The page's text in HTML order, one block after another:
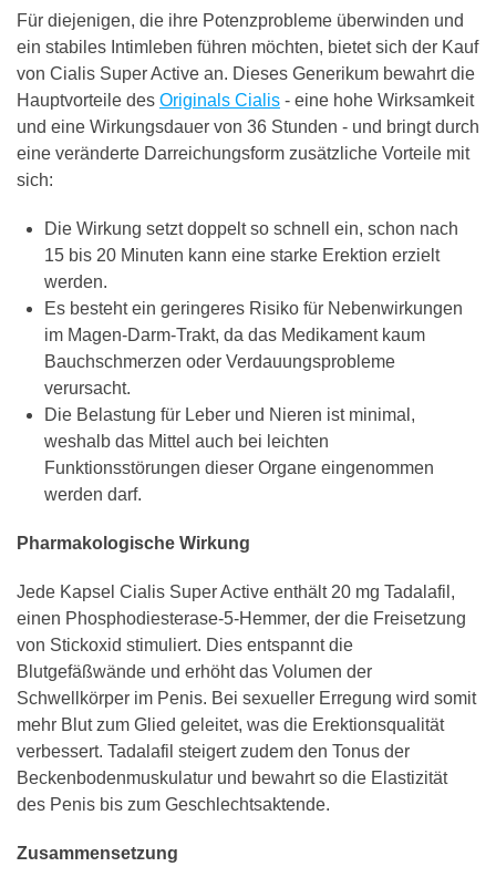
Für diejenigen, die ihre Potenzprobleme überwinden und
ein stabiles Intimleben führen möchten, bietet sich der Kauf
von Cialis Super Active an. Dieses Generikum bewahrt die
Hauptvorteile des Originals Cialis - eine hohe Wirksamkeit
und eine Wirkungsdauer von 36 Stunden - und bringt durch
eine veränderte Darreichungsform zusätzliche Vorteile mit
sich:
Die Wirkung setzt doppelt so schnell ein, schon nach
15 bis 20 Minuten kann eine starke Erektion erzielt
werden.
Es besteht ein geringeres Risiko für Nebenwirkungen
im Magen-Darm-Trakt, da das Medikament kaum
Bauchschmerzen oder Verdauungsprobleme
verursacht.
Die Belastung für Leber und Nieren ist minimal,
weshalb das Mittel auch bei leichten
Funktionsstörungen dieser Organe eingenommen
werden darf.
Pharmakologische Wirkung
Jede Kapsel Cialis Super Active enthält 20 mg Tadalafil,
einen Phosphodiesterase-5-Hemmer, der die Freisetzung
von Stickoxid stimuliert. Dies entspannt die
Blutgefäßwände und erhöht das Volumen der
Schwellkörper im Penis. Bei sexueller Erregung wird somit
mehr Blut zum Glied geleitet, was die Erektionsqualität
verbessert. Tadalafil steigert zudem den Tonus der
Beckenbodenmuskulatur und bewahrt so die Elastizität
des Penis bis zum Geschlechtsaktende.
Zusammensetzung